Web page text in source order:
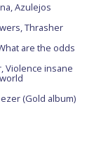
Azulejos
Thrasher
are the odds
Violence insane
(Gold album)